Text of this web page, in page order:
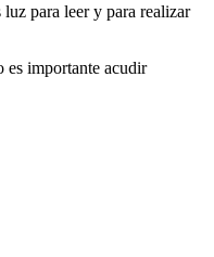
para leer y para realizar
es importante acudir